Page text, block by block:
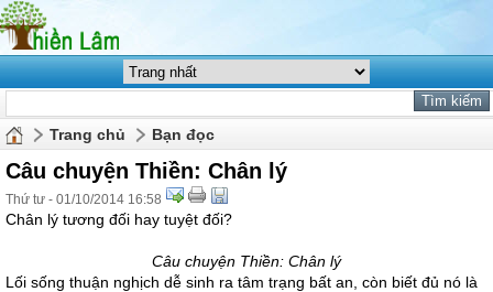
Trang chủ Bạn đọc
Câu chuyện Thiền: Chân lý
Thứ tư - 01/10/2014 16:58
Chân lý tương đối hay tuyệt đối?
Câu chuyện Thiền: Chân lý
Lối sống thuận nghịch dễ sinh ra tâm trạng bất an, còn biết đủ nó là